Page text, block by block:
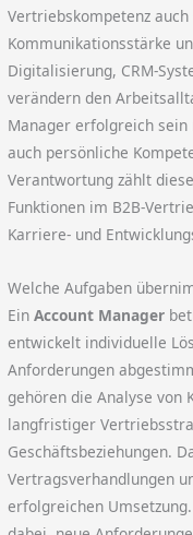
Vertriebskompetenz
Kommunikationsstärke
Digitalisierung, CRM-
verändern den
Manager erfolgreich
auch persönliche
Verantwortung zählt
Funktionen im B2B-
Karriere- und
Welche Aufgaben
EinAccount Manager
entwickelt individuelle
Anforderungen
gehören die Analyse von
langfristiger
Geschäftsbeziehungen.
Vertragsverhandlungen
erfolgreichen